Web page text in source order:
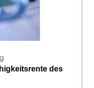
des